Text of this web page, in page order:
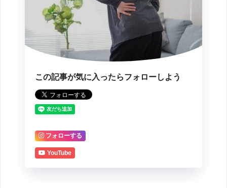
この記事が気に入ったらフォローしよう
フォローする
YouTube